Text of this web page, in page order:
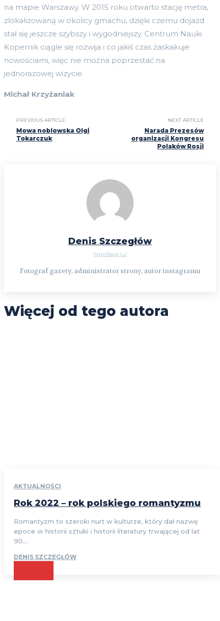
na mapie Warszawy. W 2015 roku otwarto stację metra,
zlokalizowaną w okolicy gmachu, dzięki czemu dojazd
stał się jeszcze szybszy i wygodniejszy. Centrum Nauki
Kopernik ciągle się rozwija i co jakiś czas zaskakuje
nowościami, więc nie można poprzestać na
jednorazowej wizycie.
Michał Krzyżaniak
PREVIOUS ARTICLE
Mowa noblowska Olgi
Tokarczuk
NEXT ARTICLE
Narada Prezesów
organizacji Kongresu
Polaków Rosji
Denis Szczegłów
http://degl.ru/
Fotograf gazety, administrator strony, autor instagramu
Więcej od tego autora
AKTUALNOŚCI
Rok 2022 – rok polskiego romantyzmu
Romantyzm to szeroki nurt w kulturze, który dał nazwę
epoce w historii sztuki i historii literatury trwającej od lat
90....
DENIS SZCZEGŁÓW